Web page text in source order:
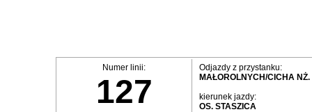
Numer linii:
127
Odjazdy z przystanku:
MAŁOROLNYCH/CICHA NŻ.
kierunek jazdy:
OS. STASZICA